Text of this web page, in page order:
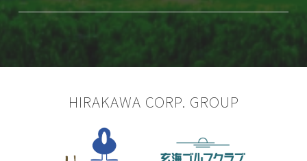
HIRAKAWA CORP. GROUP